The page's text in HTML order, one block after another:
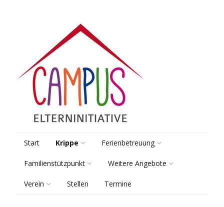
Start Krippe
Räume & Gruppen
Pädagogik
Ferienbetreuung
Pädagogik
Kooperationen
Familienstützpunkt
Beratung
Weitere Angebote
Lernsamstage
Verein Stellen Termine